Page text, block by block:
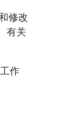
修改
有关
作